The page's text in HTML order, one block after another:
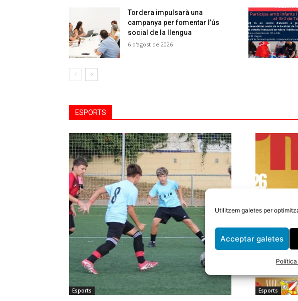
Utilitzem galetes per
Acceptar galetes
Tordera impulsarà una
campanya per fomentar l’ús
social de la llengua
6 d'agost de 2026
ESPORTS
Esports Esports